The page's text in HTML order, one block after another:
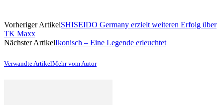
Vorheriger ArtikelSHISEIDO Germany erzielt weiteren Erfolg über
TK Maxx
Nächster ArtikelIkonisch – Eine Legende erleuchtet
Verwandte ArtikelMehr vom Autor